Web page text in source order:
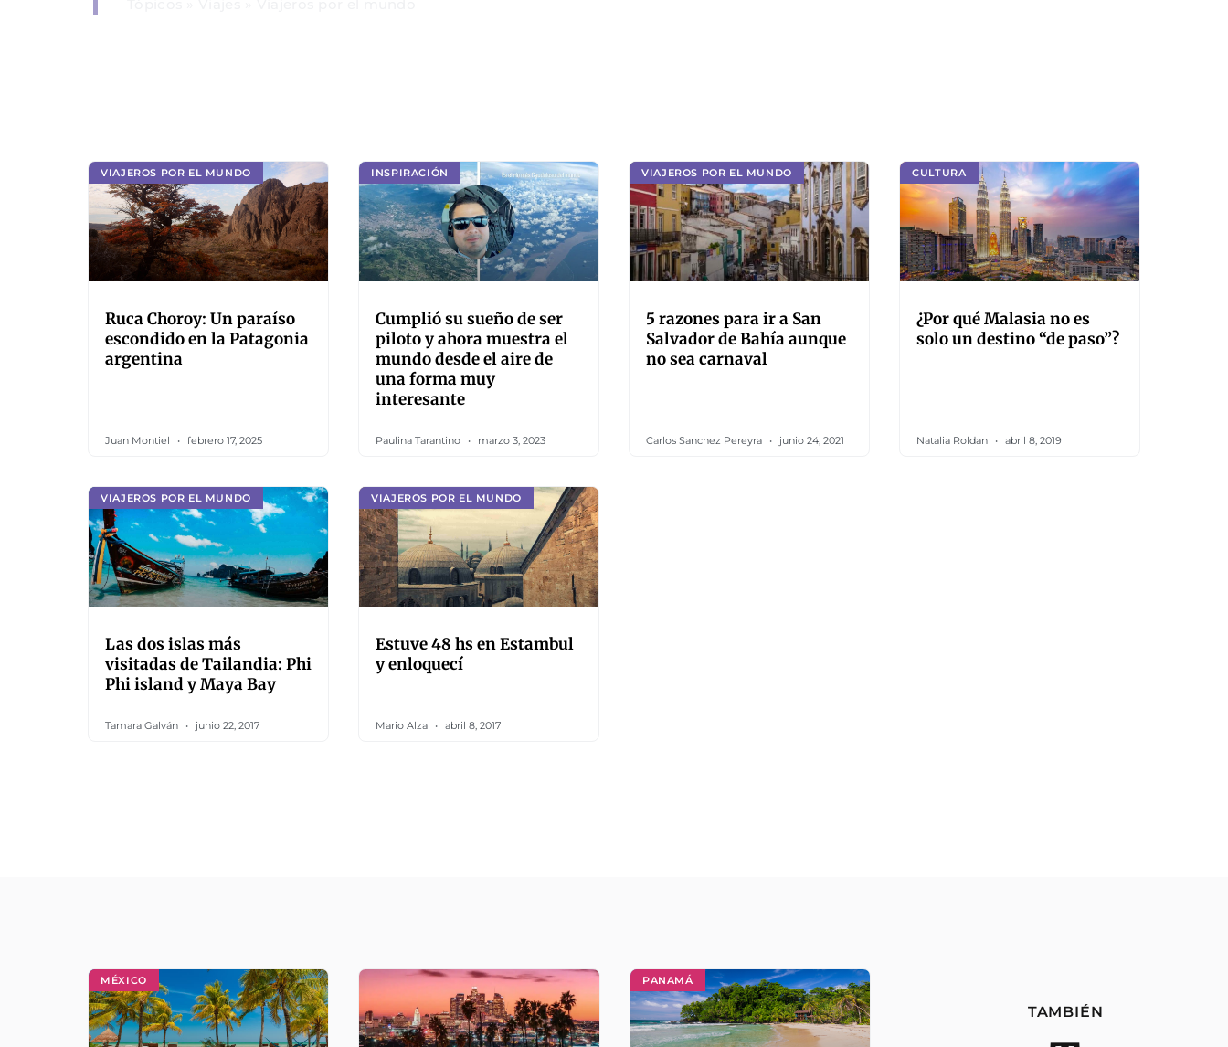
VIAJEROS POR EL MUNDO
Ruca Choroy: Un paraíso
escondido en la Patagonia
argentina
Juan Montiel febrero 17, 2025
INSPIRACIÓN
Cumplió su sueño de ser
piloto y ahora muestra el
mundo desde el aire de
una forma muy
interesante
Paulina Tarantino marzo 3, 2023
VIAJEROS POR EL MUNDO
5 razones para ir a San
Salvador de Bahía aunque
no sea carnaval
Carlos Sanchez Pereyra junio 24, 2021
CULTURA
¿Por qué Malasia no es
solo un destino “de paso”?
Natalia Roldan abril 8, 2019
VIAJEROS POR EL MUNDO
Las dos islas más
visitadas de Tailandia: Phi
Phi island y Maya Bay
Tamara Galván junio 22, 2017
VIAJEROS POR EL MUNDO
Estuve 48 hs en Estambul
y enloquecí
Mario Alza abril 8, 2017
MÉXICO PANAMÁ
TAMBIÉN